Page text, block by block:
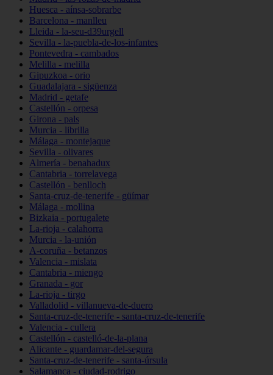
Huesca - aínsa-sobrarbe
Barcelona - manlleu
Lleida - la-seu-d39urgell
Sevilla - la-puebla-de-los-infantes
Pontevedra - cambados
Melilla - melilla
Gipuzkoa - orio
Guadalajara - sigüenza
Madrid - getafe
Castellón - orpesa
Girona - pals
Murcia - librilla
Málaga - montejaque
Sevilla - olivares
Almería - benahadux
Cantabria - torrelavega
Castellón - benlloch
Santa-cruz-de-tenerife - güímar
Málaga - mollina
Bizkaia - portugalete
La-rioja - calahorra
Murcia - la-unión
A-coruña - betanzos
Valencia - mislata
Cantabria - miengo
Granada - gor
La-rioja - tirgo
Valladolid - villanueva-de-duero
Santa-cruz-de-tenerife - santa-cruz-de-tenerife
Valencia - cullera
Castellón - castelló-de-la-plana
Alicante - guardamar-del-segura
Santa-cruz-de-tenerife - santa-úrsula
Salamanca - ciudad-rodrigo